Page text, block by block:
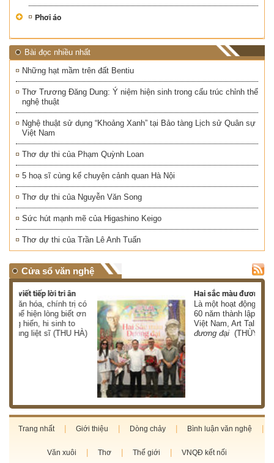
Phơi áo
Bài đọc nhiều nhất
Những hạt mầm trên đất Bentiu
Thơ Trương Đăng Dung: Ý niệm hiện sinh trong cấu trúc chỉnh thể
nghệ thuật
Nghệ thuật sử dụng “Khoảng Xanh” tại Bảo tàng Lịch sử Quân sự
Việt Nam
Thơ dự thi của Phạm Quỳnh Loan
5 hoạ sĩ cùng kể chuyện cảnh quan Hà Nội
Thơ dự thi của Nguyễn Văn Song
Sức hút mạnh mẽ của Higashino Keigo
Thơ dự thi của Trần Lê Anh Tuấn
Cửa sổ văn nghệ
Hai sắc màu đương đại
Là một hoạt động trong chuỗi kỉ niệm
60 năm thành lập Bảo tàng Mỹ thuật
Việt Nam, Art Talk:
Hai sắc màu
đương đại(THÙY CHI)
Trang nhất Giới thiệu Dòng chảy Bình luận văn nghệ
Văn xuôi Thơ Thế giới VNQĐ kết nối